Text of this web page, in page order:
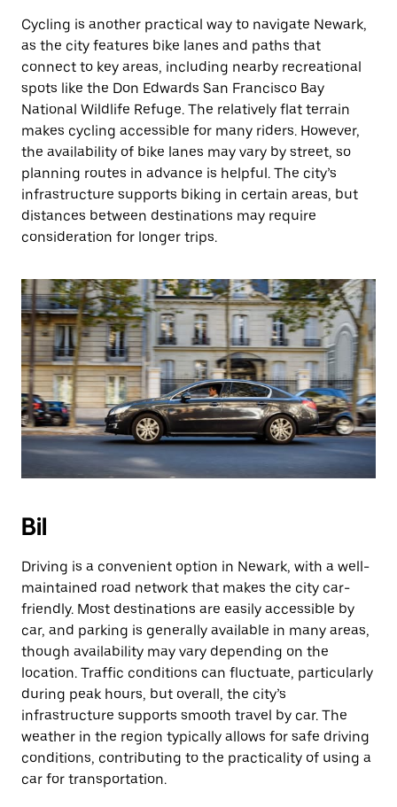
Cycling is another practical way to navigate Newark,
as the city features bike lanes and paths that
connect to key areas, including nearby recreational
spots like the Don Edwards San Francisco Bay
National Wildlife Refuge. The relatively flat terrain
makes cycling accessible for many riders. However,
the availability of bike lanes may vary by street, so
planning routes in advance is helpful. The city’s
infrastructure supports biking in certain areas, but
distances between destinations may require
consideration for longer trips.
Bil
Driving is a convenient option in Newark, with a well-
maintained road network that makes the city car-
friendly. Most destinations are easily accessible by
car, and parking is generally available in many areas,
though availability may vary depending on the
location. Traffic conditions can fluctuate, particularly
during peak hours, but overall, the city’s
infrastructure supports smooth travel by car. The
weather in the region typically allows for safe driving
conditions, contributing to the practicality of using a
car for transportation.